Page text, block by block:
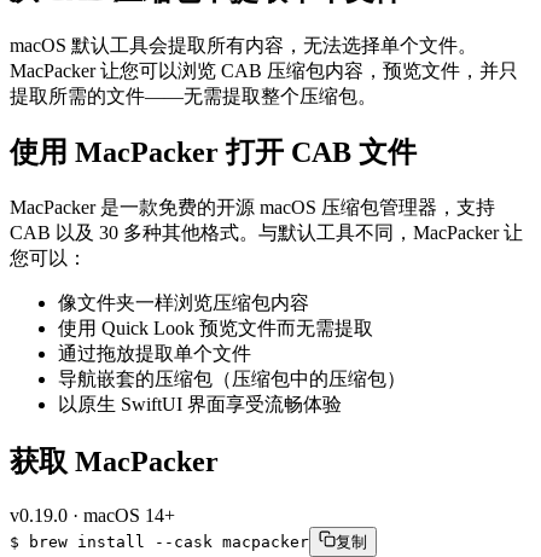
macOS 默认工具会提取所有内容，无法选择单个文件。
MacPacker 让您可以浏览 CAB 压缩包内容，预览文件，并只
提取所需的文件——无需提取整个压缩包。
使用 MacPacker 打开 CAB 文件
MacPacker 是一款免费的开源 macOS 压缩包管理器，支持
CAB 以及 30 多种其他格式。与默认工具不同，MacPacker 让
您可以：
像文件夹一样浏览压缩包内容
使用 Quick Look 预览文件而无需提取
通过拖放提取单个文件
导航嵌套的压缩包（压缩包中的压缩包）
以原生 SwiftUI 界面享受流畅体验
获取 MacPacker
v0.19.0 · macOS 14+
$ brew install --cask macpacker 复制